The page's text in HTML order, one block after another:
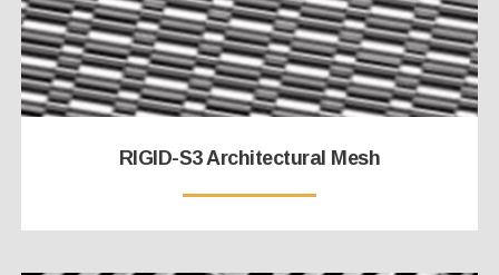
RIGID-S3 Architectural Mesh